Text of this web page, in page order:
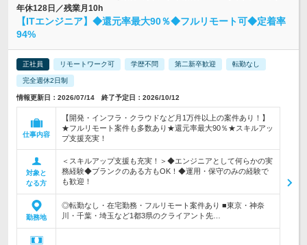
年休128日／残業月10h
【ITエンジニア】◆還元率最大90％◆フルリモート可◆定着率
94%
正社員 リモートワーク可 学歴不問 第二新卒歓迎 転勤なし
完全週休2日制
情報更新日：2026/07/14 終了予定日：2026/10/12
仕事内容
【開発・インフラ・クラウドなど月1万件以上の案件あり！】
★フルリモート案件も多数あり★還元率最大90％★スキルアッ
プ支援充実！
対象と
なる方
＜スキルアップ支援も充実！＞◆エンジニアとして何らかの実
務経験◆ブランクのある方もOK！◆運用・保守のみの経験で
も歓迎！
勤務地
◎転勤なし・在宅勤務・フルリモート案件あり ■東京・神奈
川・千葉・埼玉など1都3県のクライアント先…